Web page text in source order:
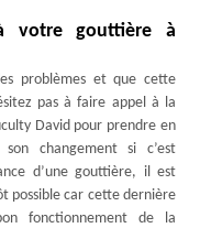
votre gouttière à
problèmes et que cette
pas à faire appel à la
David pour prendre en
changement si c’est
d’une gouttière, il est
possible car cette dernière
fonctionnement de la